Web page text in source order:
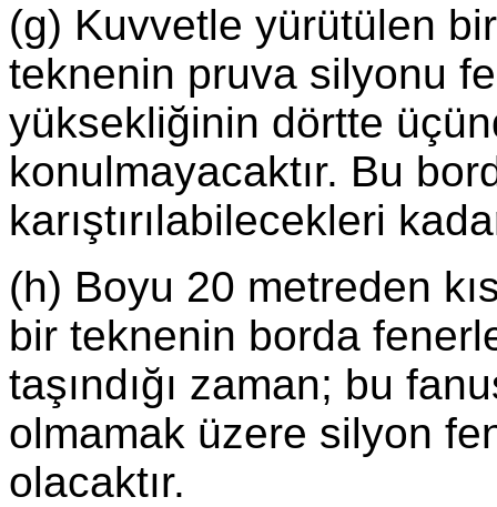
(g) Kuvvetle yürütülen
teknenin pruva silyonu
yüksekliğinin dörtte
konulmayacaktır. Bu
karıştırılabilecekleri
(h) Boyu 20 metreden
bir teknenin borda
taşındığı zaman; bu
olmamak üzere silyon
olacaktır.